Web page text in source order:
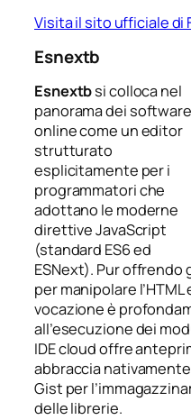
Visita il sito ufficiale di
Esnextb
Esnextbsi colloca nel
panorama dei software
online come un editor
strutturato
esplicitamente per i
programmatori che
adottano le moderne
direttive JavaScript
(standard ES6 ed
ESNext). Pur
per manipolare
vocazione è
all’esecuzione dei
IDE cloud offre
abbraccia
Gist per
delle librerie.